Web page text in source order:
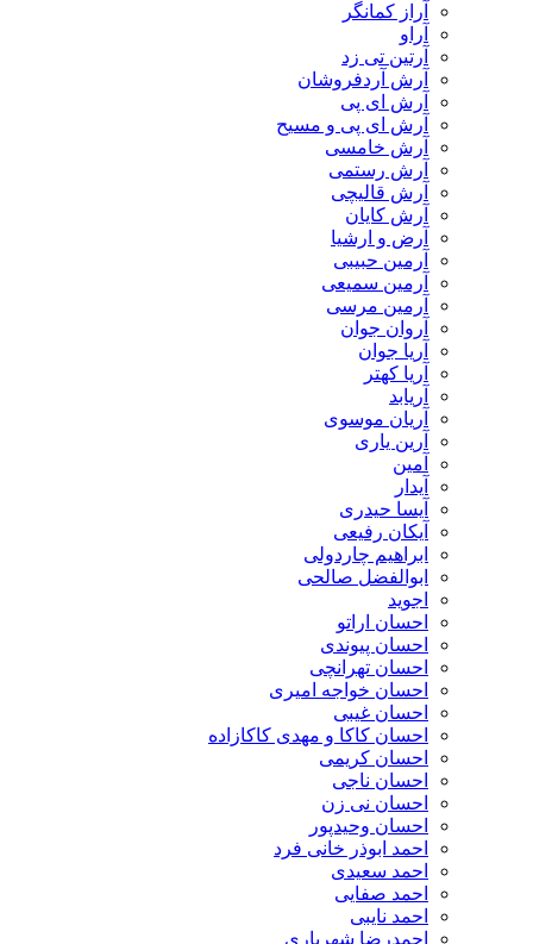
آراز کمانگر
آراو
آرتین تی زد
آرش آردفروشان
آرش ای پی
آرش ای پی و مسیح
آرش خامسی
آرش رستمی
آرش قالیچی
آرش کایان
​آرض و ارشیا
آرمین حبیبی
آرمین سمیعی
آرمین مرسی
آروان جوان
آریا جوان
آریا کهتر
آریابد
آریان موسوی
آرین یاری
آمین
آیدار
آیسا حیدری
آیکان رفیعی
ابراهیم چاردولی
ابوالفضل صالحی
اجوید
احسان اراتو
احسان پیوندی
احسان تهرانچی
احسان خواجه امیری
احسان غیبی
احسان کاکا و مهدی کاکازاده
احسان کریمی
احسان ناجی
احسان نی زن
احسان وحیدپور
احمد ابوذر خانی فرد
احمد سعیدی
احمد صفایی
احمد نایبی
احمدرضا شهریاری